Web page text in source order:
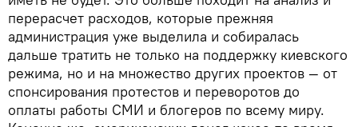
перерасчет расходов, которые прежняя
администрация уже выделила и собиралась
дальше тратить не только на поддержку киевского
режима, но и на множество других проектов — от
спонсирования протестов и переворотов до
оплаты работы СМИ и блогеров по всему миру.